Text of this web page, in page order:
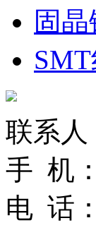
固
联系人
手 机
电 话